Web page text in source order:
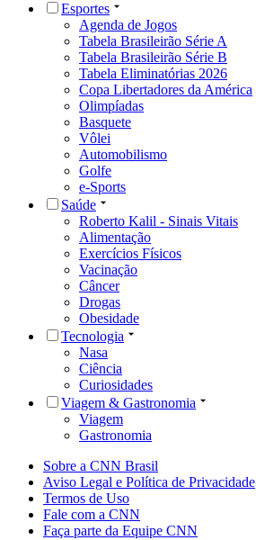
Esportes
Agenda de Jogos
Tabela Brasileirão Série A
Tabela Brasileirão Série B
Tabela Eliminatórias 2026
Copa Libertadores da América
Olimpíadas
Basquete
Vôlei
Automobilismo
Golfe
e-Sports
Saúde
Roberto Kalil - Sinais Vitais
Alimentação
Exercícios Físicos
Vacinação
Câncer
Drogas
Obesidade
Tecnologia
Nasa
Ciência
Curiosidades
Viagem & Gastronomia
Viagem
Gastronomia
Sobre a CNN Brasil
Aviso Legal e Política de Privacidade
Termos de Uso
Fale com a CNN
Faça parte da Equipe CNN